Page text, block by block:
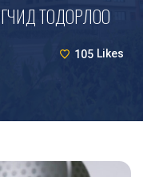
ТОДОРЛОО
105 Likes